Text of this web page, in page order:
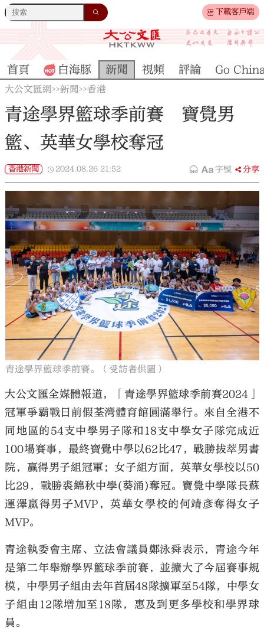
下載客戶端
大公文匯
首頁 白海豚 新聞 視頻 評論 Go
大公文匯網>>新聞>>香港
青途學界籃球季前賽 寶覺男
籃、英華女學校奪冠
香港新聞 2024.08.26 21:52 字號 分享
青途學界籃球季前賽。（受訪者供圖）
大公文匯全媒體報道，「青途學界籃球季前賽2024」
冠軍爭霸戰日前假荃灣體育館圓滿舉行。來自全港不
同地區的54支中學男子隊和18支中學女子隊完成近
100場賽事，最終寶覺中學以62比47，戰勝拔萃男書
院，贏得男子組冠軍；女子組方面，英華女學校以50
比29，戰勝裘錦秋中學(葵涌)奪冠。寶覺中學隊長蘇
運澤贏得男子MVP，英華女學校的何靖彥奪得女子
MVP。
青途執委會主席、立法會議員鄭泳舜表示，青途今年
是第二年舉辦學界籃球季前賽，並擴大了今屆賽事規
模，中學男子組由去年首屆48隊擴軍至54隊，中學女
子組由12隊增加至18隊，惠及到更多學校和學界球
員。